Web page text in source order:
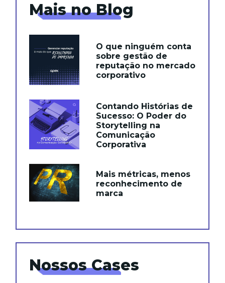
Mais no Blog
O que ninguém conta
sobre gestão de
reputação no mercado
corporativo
Contando Histórias de
Sucesso: O Poder do
Storytelling na
Comunicação
Corporativa
Mais métricas, menos
reconhecimento de
marca
Nossos Cases